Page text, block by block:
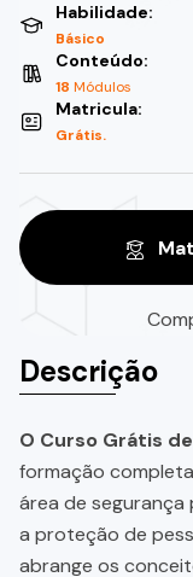
Habilidade:
Básico
Conteúdo:
18 Módulos
Matricula:
Grátis.
Descrição
O Curso Grátis
formação
área de segurança
a proteção de
abrange os